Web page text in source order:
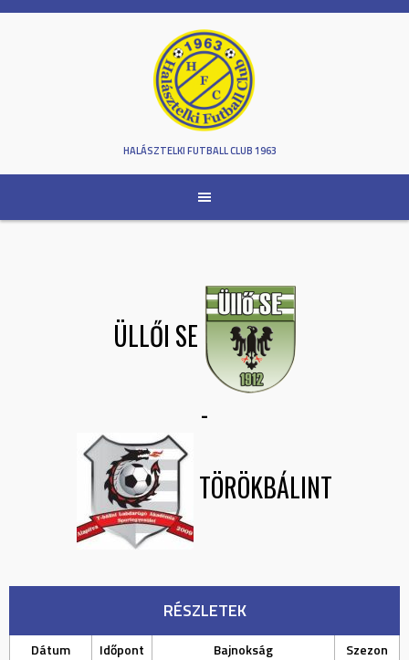
Skip
HALÁSZTELKI FUTBALL CLUB 1963
ÜLLŐI SE
-
TÖRÖKBÁLINT
RÉSZLETEK
Dátum Időpont Bajnokság
Szezon